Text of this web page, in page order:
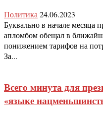
Политика 24.06.2023
Буквально в начале месяца
апломбом обещал в
понижением тарифов на
За...
Всего минута для
«языке